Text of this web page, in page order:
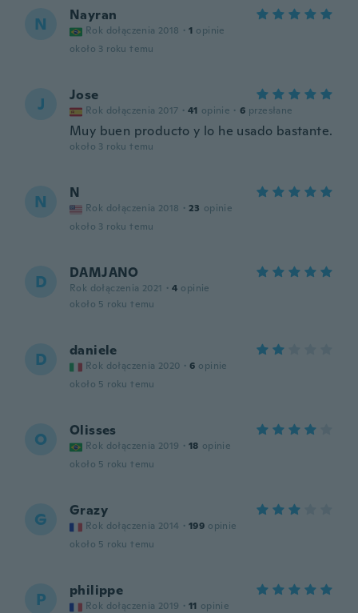
N Nayran
Rok dołączenia 2018 · 1 opinie
około 3 roku temu
J Jose
Rok dołączenia 2017 · 41 opinie · 6 przesłane
Muy buen producto y lo he usado bastante.
około 3 roku temu
N N
Rok dołączenia 2018 · 23 opinie
około 3 roku temu
D DAMJANO
Rok dołączenia 2021 · 4 opinie
około 5 roku temu
D daniele
Rok dołączenia 2020 · 6 opinie
około 5 roku temu
O Olisses
Rok dołączenia 2019 · 18 opinie
około 5 roku temu
G Grazy
Rok dołączenia 2014 · 199 opinie
około 5 roku temu
P philippe
Rok dołączenia 2019 · 11 opinie